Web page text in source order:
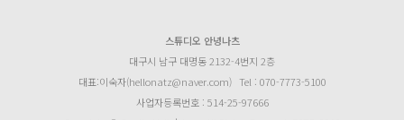
스튜디오 안녕나츠
대구시 남구 대명동 2132-4번지 2층
대표:이숙자(hellonatz@naver.com) Tel : 070-7773-5100
사업자등록번호 : 514-25-97666